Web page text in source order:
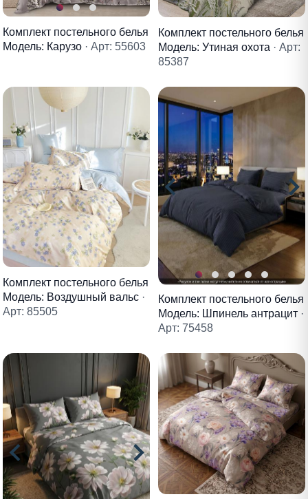
Комплект постельного белья
Модель: Карузо · Арт: 55603
Комплект постельного белья
Модель: Утиная охота · Арт:
85387
Комплект постельного белья
Модель: Воздушный вальс ·
Арт: 85505
Комплект постельного белья
Модель: Шпинель антрацит ·
Арт: 75458